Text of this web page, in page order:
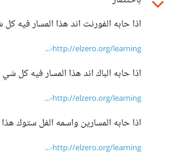
اذا حابه الفورنت اند هذا المسار فيه
http://elzero.org/learning-...
اذا حابه الباك اند هذا المسار فيه كل شي
http://elzero.org/learning-...
اذا حابه المسارين واسمه الفل ستوك
http://elzero.org/learning-...